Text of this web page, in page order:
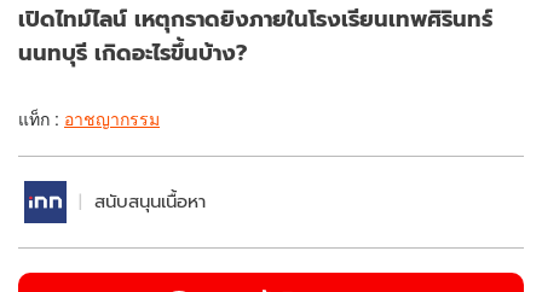
เปิดไทม์ไลน์ เหตุกราดยิงภายในโรงเรียนเทพศิรินทร์
นนทบุรี เกิดอะไรขึ้นบ้าง?
แท็ก : อาชญากรรม
สนับสนุนเนื้อหา